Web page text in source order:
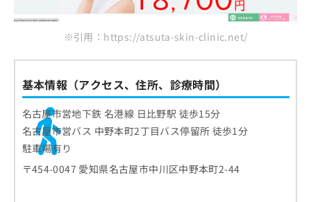
※引用：https://atsuta-skin-clinic.net/
基本情報（アクセス、住所、診療時間）
名古屋市営地下鉄 名港線 日比野駅 徒歩15分
名古屋市営バス 中野本町2丁目バス停留所 徒歩1分
駐車場有り
〒454-0047 愛知県名古屋市中川区中野本町2-44